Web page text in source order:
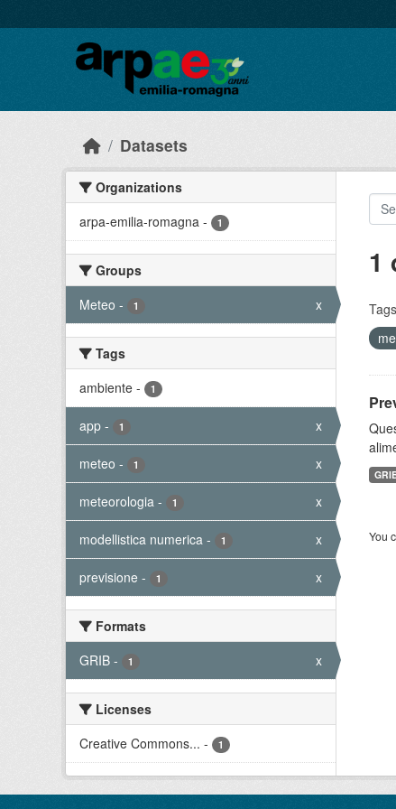
Datasets
Organizations
arpa-emilia-romagna - 1
Groups
Meteo - 1 x
Tags
ambiente - 1
app - 1 x
meteo - 1 x
meteorologia - 1 x
modellistica numerica - 1 x
previsione - 1 x
Formats
GRIB - 1 x
Licenses
Creative Commons... - 1
1
You